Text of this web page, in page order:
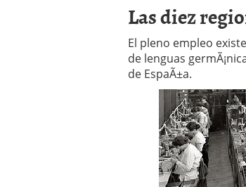
la
gestión
del
en
España
05/08/
Seguros
ReseÃ±a
Operar
Las diez
El pleno empleo
de lenguas
de EspaÃ±a.